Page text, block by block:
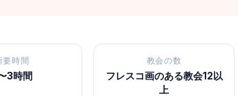
要時間
3時間
教会の数
フレスコ画のある教会12以
上